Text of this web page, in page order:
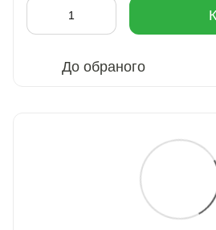
До обраного